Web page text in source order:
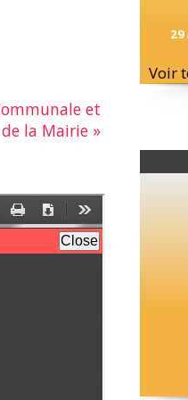
et
de la Mairie »
Voir